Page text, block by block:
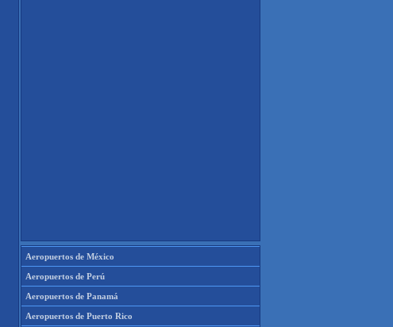
Aeropuertos de México
Aeropuertos de Perú
Aeropuertos de Panamá
Aeropuertos de Puerto Rico